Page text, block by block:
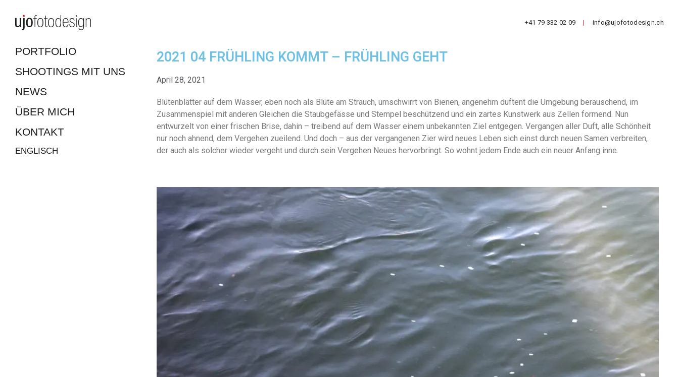
+41 79 332 02 09 | info@ujofotodesign.ch
PORTFOLIO
SHOOTINGS MIT UNS
NEWS
ÜBER MICH
KONTAKT
ENGLISCH
2021 04 FRÜHLING KOMMT – FRÜHLING GEHT
April 28, 2021
Blütenblätter auf dem Wasser, eben noch als Blüte am Strauch, umschwirrt von Bienen, angenehm duftent die Umgebung berauschend, im
Zusammenspiel mit anderen Gleichen die Staubgefässe und Stempel beschützend und ein zartes Kunstwerk aus Zellen formend. Nun
entwurzelt von einer frischen Brise, dahin – treibend auf dem Wasser einem unbekannten Ziel entgegen. Vergangen aller Duft, alle Schönheit
nur noch ahnend, dem Vergehen zueilend. Und doch – aus der vergangenen Zier wird neues Leben sich einst durch neuen Samen verbreiten,
der auch als solcher wieder vergeht und durch sein Vergehen Neues hervorbringt. So wohnt jedem Ende auch ein neuer Anfang inne.